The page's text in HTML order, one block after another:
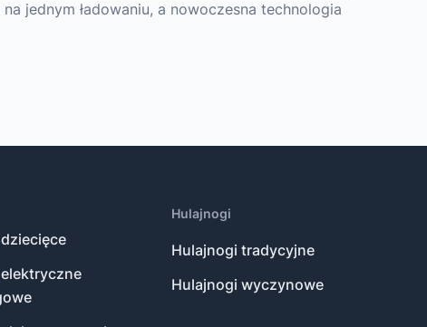
jednym ładowaniu, a nowoczesna technologia
Hulajnogi
Hulajnogi tradycyjne
Hulajnogi wyczynowe